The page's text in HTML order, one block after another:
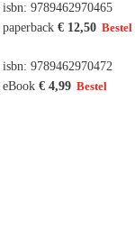
isbn: 9789462970465
paperback € 12,50
isbn: 9789462970472
eBook € 4,99